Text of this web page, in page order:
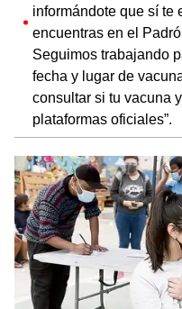
informándote que sí te
encuentras en el
Seguimos trabajando
fecha y lugar de
consultar si tu vacuna
plataformas oficiales”.